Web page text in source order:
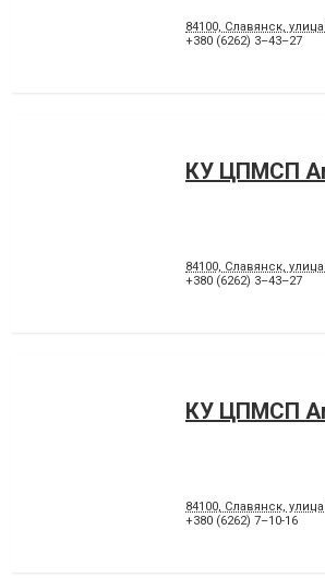
84100, Славянск,
+380 (6262) 3–43–27
КУ ЦПМСП
84100, Славянск,
+380 (6262) 3–43–27
КУ ЦПМСП
84100, Славянск,
+380 (6262) 7–10-16